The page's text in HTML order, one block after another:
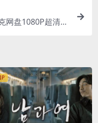
网盘1080P超清未